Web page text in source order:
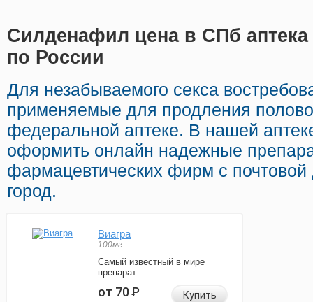
Силденафил цена в СПб аптека
по России
Для незабываемого секса
применяемые для продления
федеральной аптеке. В нашей
оформить онлайн надежные
фармацевтических фирм с
город.
Виагра
100мг
Самый известный в мире
препарат
от 70Р Купить